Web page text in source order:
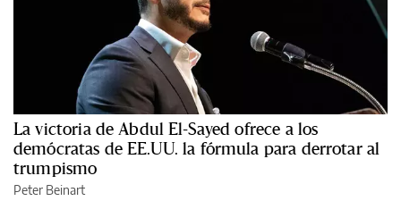
La victoria de Abdul El-Sayed ofrece a los
demócratas de EE.UU. la fórmula para derrotar al
trumpismo
Peter Beinart